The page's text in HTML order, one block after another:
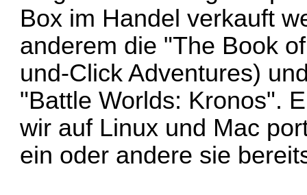
Box im Handel verkauft
anderem die "The Book
und-Click Adventures)
"Battle Worlds: Kronos".
wir auf Linux und Mac
ein oder andere sie